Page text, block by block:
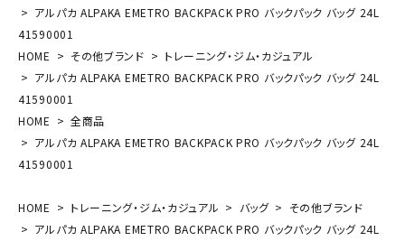
アルパカ ALPAKA EMETRO BACKPACK PRO バックパック バッグ 24L
41590001
HOME
その他ブランド
トレーニング・ジム・カジュアル
アルパカ ALPAKA EMETRO BACKPACK PRO バックパック バッグ 24L
41590001
HOME
全商品
アルパカ ALPAKA EMETRO BACKPACK PRO バックパック バッグ 24L
41590001
HOME トレーニング・ジム・カジュアル バッグ
その他ブランド
アルパカ ALPAKA EMETRO BACKPACK PRO バックパック バッグ 24L